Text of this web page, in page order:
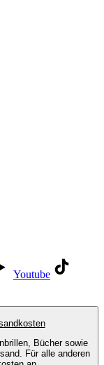
Youtube
Bücher sowie
Für alle anderen